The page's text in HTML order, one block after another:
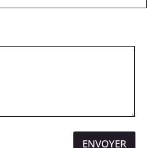
ENVOYER